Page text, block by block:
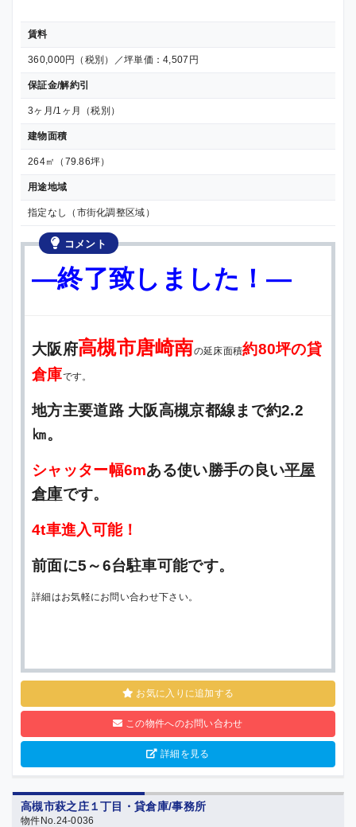
賃料
360,000円（税別）／坪単価：4,507円
保証金/解約引
3ヶ月/1ヶ月（税別）
建物面積
264㎡（79.86坪）
用途地域
指定なし（市街化調整区域）
コメント
—終了致しました！—
大阪府高槻市唐崎南の延床面積約80坪の貸
倉庫です。
地方主要道路 大阪高槻京都線まで約2.2
㎞。
シャッター幅6mある使い勝手の良い平屋
倉庫です。
4t車進入可能！
前面に5～6台駐車可能です。
詳細はお気軽にお問い合わせ下さい。
お気に入りに追加する
この物件へのお問い合わせ
詳細を見る
高槻市萩之庄１丁目・貸倉庫/事務所
物件No.24-0036